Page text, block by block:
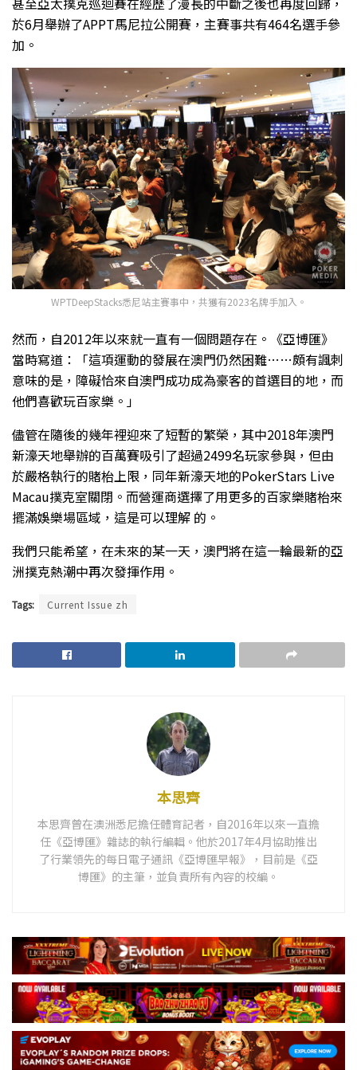
於6月舉辦了APPT馬尼拉公開賽，主賽事共有464名選手參
加。
WPTDeepStacks悉尼站主賽事中，共獲有2023名牌手加入。
然而，自2012年以來就一直有一個問題存在。《亞博匯》
當時寫道：「這項運動的發展在澳門仍然困難……頗有諷刺
意味的是，障礙恰來自澳門成功成為豪客的首選目的地，而
他們喜歡玩百家樂。」
儘管在隨後的幾年裡迎來了短暫的繁榮，其中2018年澳門
新濠天地舉辦的百萬賽吸引了超過2499名玩家參與，但由
於嚴格執行的賭枱上限，同年新濠天地的PokerStars Live
Macau撲克室關閉。而營運商選擇了用更多的百家樂賭枱來
擺滿娛樂場區域，這是可以理解 的。
我們只能希望，在未來的某一天，澳門將在這一輪最新的亞
洲撲克熱潮中再次發揮作用。
Tags: Current Issue zh
本思齊
本思齊曾在澳洲悉尼擔任體育記者，自2016年以來一直擔
任《亞博匯》雜誌的執行編輯。他於2017年4月協助推出
了行業領先的每日電子通訊《亞博匯早報》，目前是《亞
博匯》的主筆，並負責所有內容的校編。